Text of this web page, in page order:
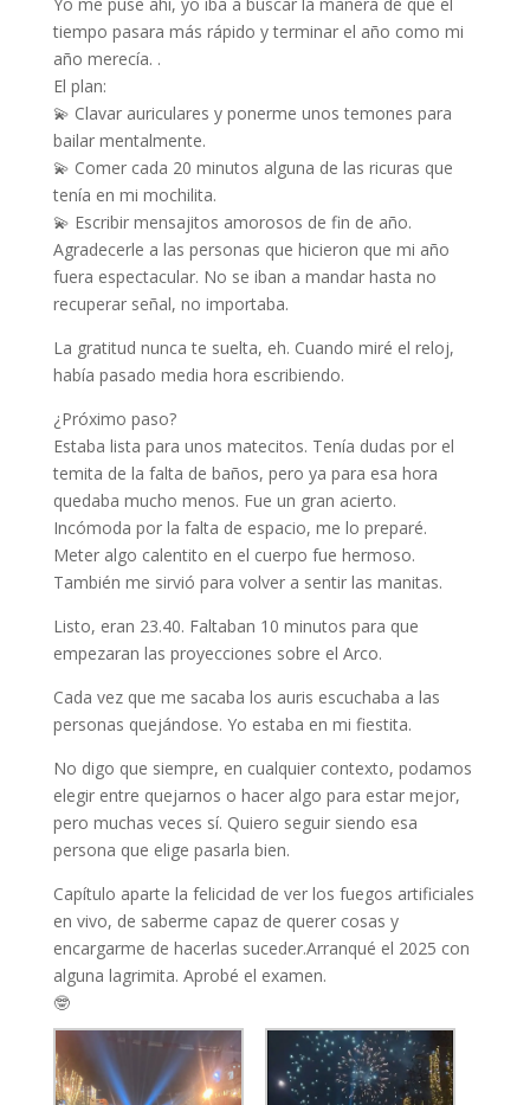
tiempo pasara más rápido y terminar el año como mi
año merecía. .
El plan:
💫 Clavar auriculares y ponerme unos temones para
bailar mentalmente.
💫 Comer cada 20 minutos alguna de las ricuras que
tenía en mi mochilita.
💫 Escribir mensajitos amorosos de fin de año.
Agradecerle a las personas que hicieron que mi año
fuera espectacular. No se iban a mandar hasta no
recuperar señal, no importaba.
La gratitud nunca te suelta, eh. Cuando miré el reloj,
había pasado media hora escribiendo.
¿Próximo paso?
Estaba lista para unos matecitos. Tenía dudas por el
temita de la falta de baños, pero ya para esa hora
quedaba mucho menos. Fue un gran acierto.
Incómoda por la falta de espacio, me lo preparé.
Meter algo calentito en el cuerpo fue hermoso.
También me sirvió para volver a sentir las manitas.
Listo, eran 23.40. Faltaban 10 minutos para que
empezaran las proyecciones sobre el Arco.
Cada vez que me sacaba los auris escuchaba a las
personas quejándose. Yo estaba en mi fiestita.
No digo que siempre, en cualquier contexto, podamos
elegir entre quejarnos o hacer algo para estar mejor,
pero muchas veces sí. Quiero seguir siendo esa
persona que elige pasarla bien.
Capítulo aparte la felicidad de ver los fuegos artificiales
en vivo, de saberme capaz de querer cosas y
encargarme de hacerlas suceder.Arranqué el 2025 con
alguna lagrimita. Aprobé el examen.
🤓